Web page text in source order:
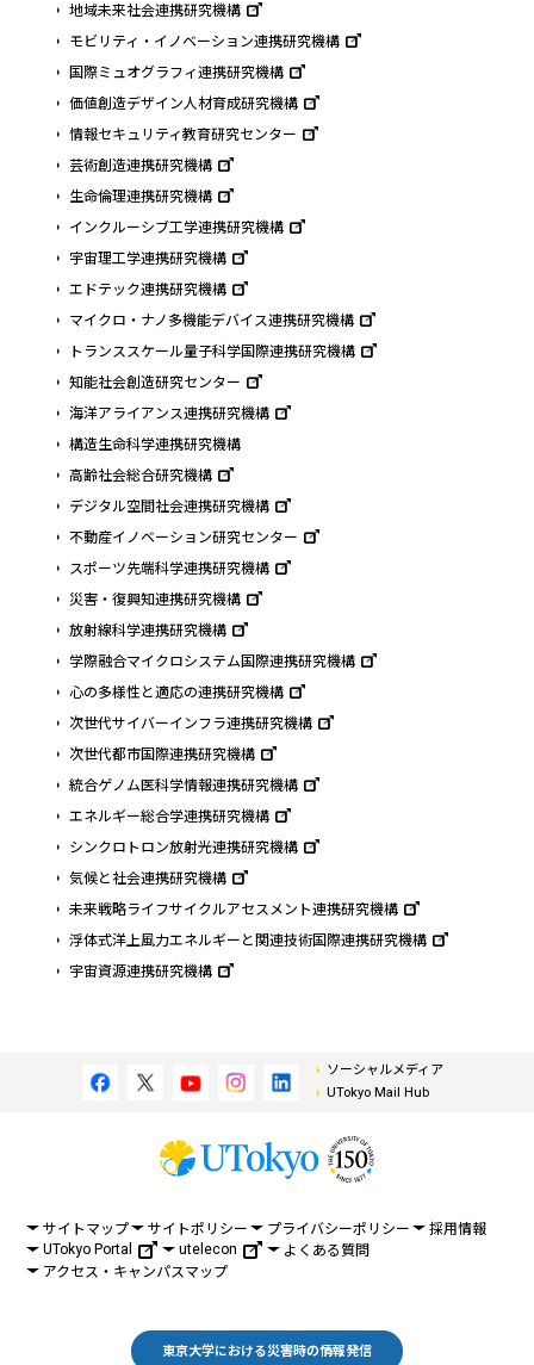
地域未来社会連携研究機構
モビリティ・イノベーション連携研究機構
国際ミュオグラフィ連携研究機構
価値創造デザイン人材育成研究機構
情報セキュリティ教育研究センター
芸術創造連携研究機構
生命倫理連携研究機構
インクルーシブ工学連携研究機構
宇宙理工学連携研究機構
エドテック連携研究機構
マイクロ・ナノ多機能デバイス連携研究機構
トランススケール量子科学国際連携研究機構
知能社会創造研究センター
海洋アライアンス連携研究機構
構造生命科学連携研究機構
高齢社会総合研究機構
デジタル空間社会連携研究機構
不動産イノベーション研究センター
スポーツ先端科学連携研究機構
災害・復興知連携研究機構
放射線科学連携研究機構
学際融合マイクロシステム国際連携研究機構
心の多様性と適応の連携研究機構
次世代サイバーインフラ連携研究機構
次世代都市国際連携研究機構
統合ゲノム医科学情報連携研究機構
エネルギー総合学連携研究機構
シンクロトロン放射光連携研究機構
気候と社会連携研究機構
未来戦略ライフサイクルアセスメント連携研究機構
浮体式洋上風力エネルギーと関連技術国際連携研究機構
宇宙資源連携研究機構
ソーシャルメディア
UTokyo Mail Hub
サイトマップ サイトポリシー プライバシーポリシー
採用情報
UTokyo Portal
utelecon
よくある質問
アクセス・キャンパスマップ
東京大学における災害時の情報発信